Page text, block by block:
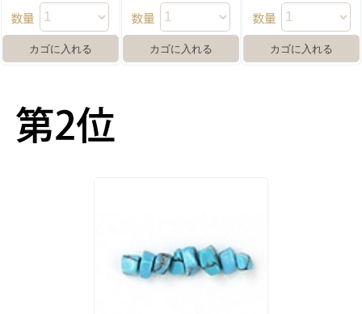
数量 数量 数量